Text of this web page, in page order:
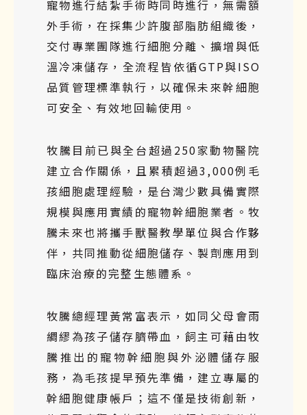
寵物進行結紮手術時同時進行，無需額
外手術，在採集少許腹部脂肪組織後，
交付專業團隊進行細胞分離、擴增與低
溫冷凍儲存，全流程皆依循GTP與ISO
品質管理標準執行，以確保未來幹細胞
可安全、有效地回輸使用。
牧騰目前已與全台超過250家動物醫院
建立合作關係，且累積超過3,000例毛
孩細胞處理經驗，是台灣少數具備實際
規模與應用實績的寵物幹細胞業者。牧
騰未來也將攜手獸醫教學單位與合作夥
伴，共同推動從細胞儲存、製劑應用到
臨床治療的完整生態體系。
牧騰總經理黃常富表示，如同父母會雨
綢繆為孩子儲存臍帶血，飼主可藉由牧
騰推出的寵物幹細胞與外泌體儲存服
務，為毛孩提早預先準備，建立專屬的
幹細胞健康帳戶；這不僅是技術創新，